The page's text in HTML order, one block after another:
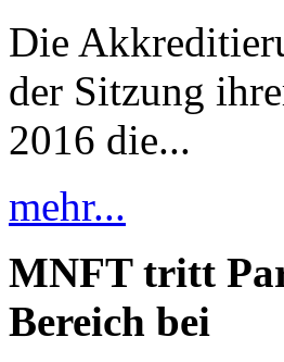
Die
der Sitzung
2016 die...
mehr...
MNFT tritt
Bereich bei